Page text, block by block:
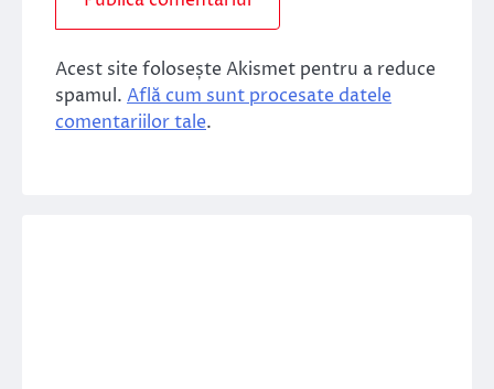
Acest site folosește Akismet pentru a reduce
spamul. Află cum sunt procesate datele
comentariilor tale.